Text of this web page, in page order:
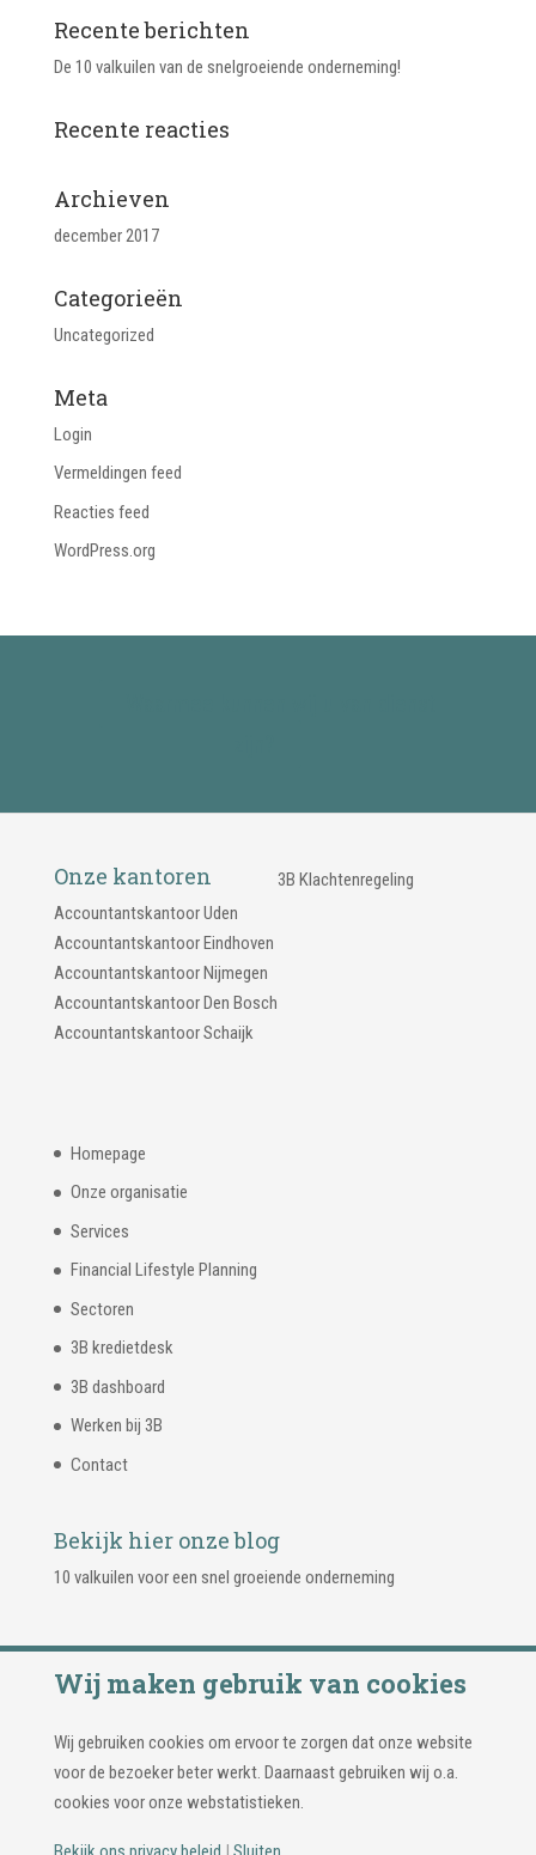
Recente berichten
De 10 valkuilen van de snelgroeiende onderneming!
Recente reacties
Archieven
december 2017
Categorieën
Uncategorized
Meta
Login
Vermeldingen feed
Reacties feed
WordPress.org
Onze kantoren
Accountantskantoor Uden
Accountantskantoor Eindhoven
Accountantskantoor Nijmegen
Accountantskantoor Den Bosch
Accountantskantoor Schaijk
3B Klachtenregeling
Homepage
Onze organisatie
Services
Financial Lifestyle Planning
Sectoren
3B kredietdesk
3B dashboard
Werken bij 3B
Contact
Bekijk hier onze blog
10 valkuilen voor een snel groeiende onderneming
Wij maken gebruik van cookies
Wij gebruiken cookies om ervoor te zorgen dat onze website
voor de bezoeker beter werkt. Daarnaast gebruiken wij o.a.
cookies voor onze webstatistieken.